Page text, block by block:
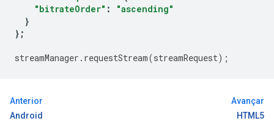
"bitrateOrder" :
"ascending"
}
};
streamManager . requestStream(streamRequest);
Anterior
Android
Avançar
HTML5